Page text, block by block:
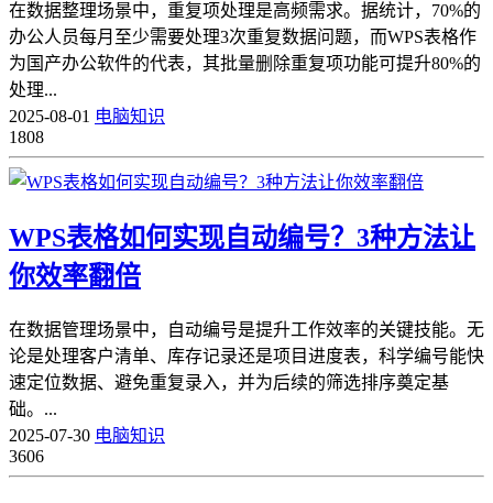
在数据整理场景中，重复项处理是高频需求。据统计，70%的
办公人员每月至少需要处理3次重复数据问题，而WPS表格作
为国产办公软件的代表，其批量删除重复项功能可提升80%的
处理...
2025-08-01 电脑知识
1808
WPS表格如何实现自动编号？3种方法让
你效率翻倍
在数据管理场景中，自动编号是提升工作效率的关键技能。无
论是处理客户清单、库存记录还是项目进度表，科学编号能快
速定位数据、避免重复录入，并为后续的筛选排序奠定基
础。...
2025-07-30 电脑知识
3606